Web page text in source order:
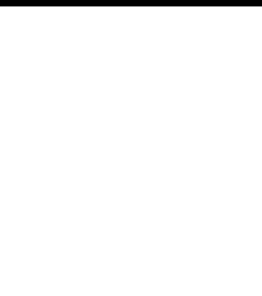
dokładnie zwracać uwagę? Wyjaśnia